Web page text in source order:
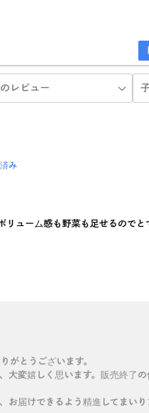
み
ューム感も野菜も足せるので
がとうございます。
大変嬉しく思います。販売終了
お届けできるよう精進してまいり